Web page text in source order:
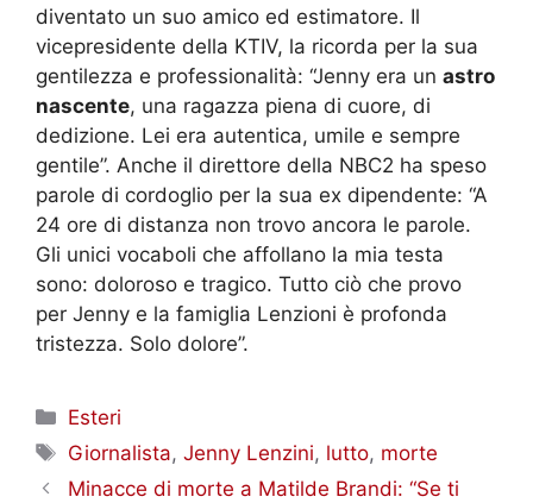
diventato un suo amico ed estimatore. Il
vicepresidente della KTIV, la ricorda per la sua
gentilezza e professionalità: “Jenny era un astro
nascente, una ragazza piena di cuore, di
dedizione. Lei era autentica, umile e sempre
gentile”. Anche il direttore della NBC2 ha speso
parole di cordoglio per la sua ex dipendente: “A
24 ore di distanza non trovo ancora le parole.
Gli unici vocaboli che affollano la mia testa
sono: doloroso e tragico. Tutto ciò che provo
per Jenny e la famiglia Lenzioni è profonda
tristezza. Solo dolore”.
Categorie
Esteri
Tag
Giornalista,Jenny Lenzini, lutto, morte
Minacce di morte a Matilde Brandi: “Se ti